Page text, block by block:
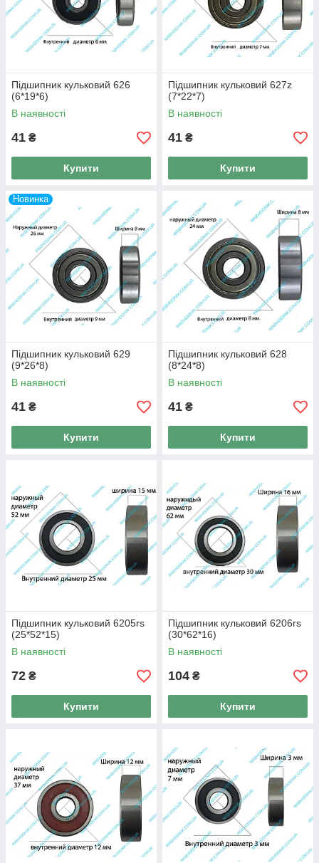
Підшипник кульковий 626
(6*19*6)
В наявності
41 ₴
Купити
Підшипник кульковий 627z
(7*22*7)
В наявності
41 ₴
Купити
Новинка
Підшипник кульковий 629
(9*26*8)
В наявності
41 ₴
Купити
Підшипник кульковий 628
(8*24*8)
В наявності
41 ₴
Купити
Підшипник кульковий 6205rs
(25*52*15)
В наявності
72 ₴
Купити
Підшипник кульковий 6206rs
(30*62*16)
В наявності
104 ₴
Купити